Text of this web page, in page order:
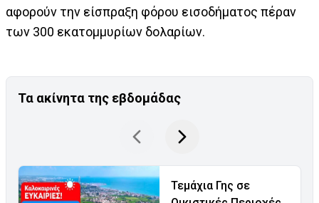
αφορούν την είσπραξη φόρου εισοδήματος πέραν
των 300 εκατομμυρίων δολαρίων.
Τα ακίνητα της εβδομάδας
Τεμάχια Γης σε